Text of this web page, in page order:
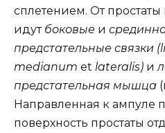
сплетением. От
идут боковые и
предстательные связки
medianum et lateralis) и
предстательная мышца
Направленная к ампуле
поверхность простаты